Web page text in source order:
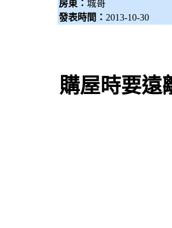
房東： 城哥
發表時間： 2013-10-30
購屋時要遠